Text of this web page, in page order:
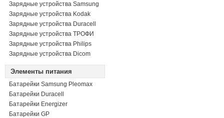
Зарядные устройства Samsung
Зарядные устройства Kodak
Зарядные устройства Duracell
Зарядные устройства ТРОФИ
Зарядные устройства Philips
Зарядные устройства Dicom
Элементы питания
Батарейки Samsung Pleomax
Батарейки Duracell
Батарейки Energizer
Батарейки GP